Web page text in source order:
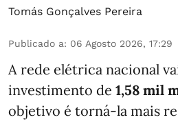
Tomás Gonçalves Pereira
Publicado a: 06 Agosto 2026, 17:29
A rede elétrica nacional
investimento de 1,58 mil
objetivo é torná-la mais